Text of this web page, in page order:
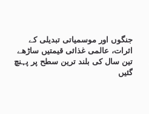
جنگوں اور موسمیاتی تبدیلی کے
اثرات، عالمی غذائی قیمتیں ساڑھے
تین سال کی بلند ترین سطح پر پہنچ
گئیں